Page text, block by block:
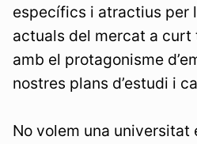
específics i atractius per
actuals del mercat a
amb el protagonisme
nostres plans d’estudi i
No volem una